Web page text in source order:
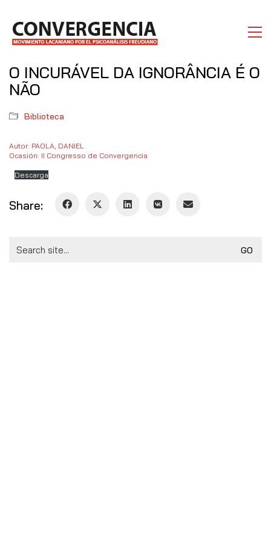
O INCURÁVEL DA IGNORÂNCIA É O
NÃO
Biblioteca
Autor: PAOLA, DANIEL
Ocasión: II Congresso de Convergencia
Descarga
Share:
for: